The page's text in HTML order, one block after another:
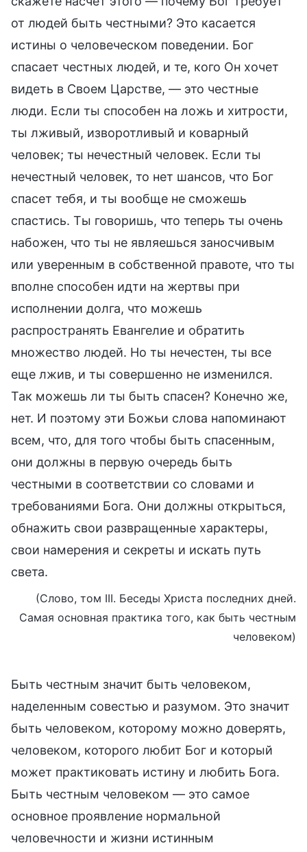
от людей быть честными? Это касается
истины о человеческом поведении. Бог
спасает честных людей, и те, кого Он хочет
видеть в Своем Царстве, — это честные
люди. Если ты способен на ложь и хитрости,
ты лживый, изворотливый и коварный
человек; ты нечестный человек. Если ты
нечестный человек, то нет шансов, что Бог
спасет тебя, и ты вообще не сможешь
спастись. Ты говоришь, что теперь ты очень
набожен, что ты не являешься заносчивым
или уверенным в собственной правоте, что ты
вполне способен идти на жертвы при
исполнении долга, что можешь
распространять Евангелие и обратить
множество людей. Но ты нечестен, ты все
еще лжив, и ты совершенно не изменился.
Так можешь ли ты быть спасен? Конечно же,
нет. И поэтому эти Божьи слова напоминают
всем, что, для того чтобы быть спасенным,
они должны в первую очередь быть
честными в соответствии со словами и
требованиями Бога. Они должны открыться,
обнажить свои развращенные характеры,
свои намерения и секреты и искать путь
света.
(Слово, том III. Беседы Христа последних дней.
Самая основная практика того, как быть честным
человеком)
Быть честным значит быть человеком,
наделенным совестью и разумом. Это значит
быть человеком, которому можно доверять,
человеком, которого любит Бог и который
может практиковать истину и любить Бога.
Быть честным человеком — это самое
основное проявление нормальной
человечности и жизни истинным